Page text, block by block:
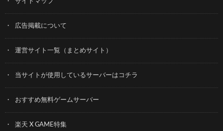
サイトマップ
広告掲載について
運営サイト一覧（まとめサイト）
当サイトが使用しているサーバーはコチラ
おすすめ無料ゲームサーバー
楽天 X GAME特集